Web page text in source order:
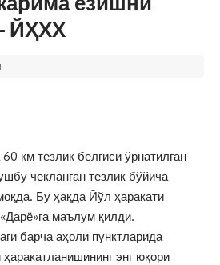
ЙҲХХ
км тезлик белгиси ўрнатилган
чекланган тезлик бўйича
Бу ҳақда Йўл ҳаракати
маълум қилди.
барча аҳоли пунктларида
энг юқори